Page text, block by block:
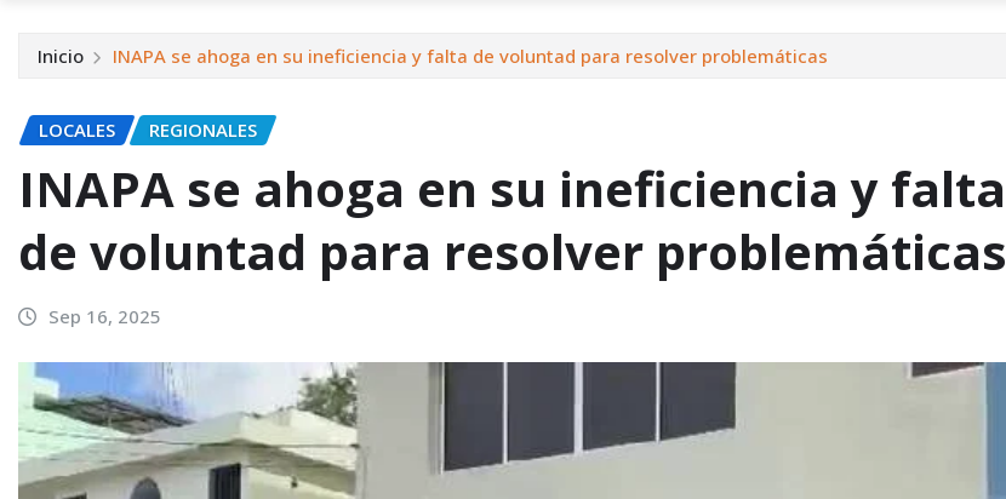
Inicio INAPA se ahoga en su ineficiencia y falta de voluntad para resolver problemáticas
LOCALES REGIONALES
INAPA se ahoga en su ineficiencia y falta
de voluntad para resolver problemáticas
Sep 16, 2025